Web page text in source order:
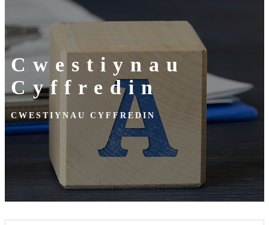
Cwestiynau
Cyffredin
CWESTIYNAU CYFFREDIN